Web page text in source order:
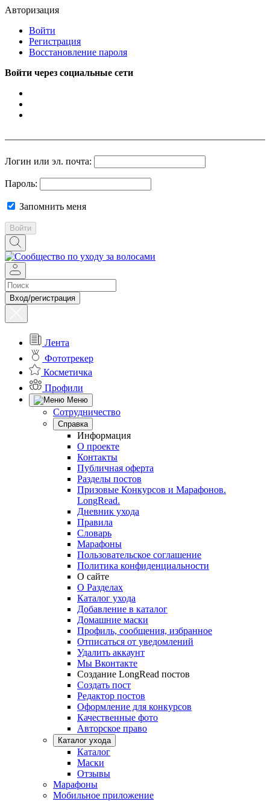
Авторизация
Войти
Регистрация
Восстановление пароля
Войти через социальные сети
Логин или эл. почта:
Пароль:
Запомнить меня
Войти
Вход/регистрация
Лента
Фототрекер
Косметичка
Профили
Меню
Сотрудничество
Справка
Информация
О проекте
Контакты
Публичная оферта
Разделы постов
Призовые Конкурсов и Марафонов.
LongRead.
Дневник ухода
Правила
Словарь
Марафоны
Пользовательское соглашение
Политика конфиденциальности
О сайте
О Разделах
Каталог ухода
Добавление в каталог
Домашние маски
Профиль, сообщения, избранное
Отписаться от уведомлений
Удалить аккаунт
Мы Вконтакте
Создание LongRead постов
Создать пост
Редактор постов
Оформление для конкурсов
Качественные фото
Авторское право
Каталог ухода
Каталог
Маски
Отзывы
Марафоны
Мобильное приложение